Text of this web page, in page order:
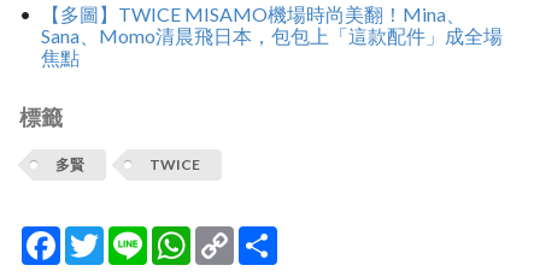
【多圖】TWICE MISAMO機場時尚美翻！Mina、
Sana、Momo清晨飛日本，包包上「這款配件」成全場
焦點
標籤
多賢 TWICE
Facebook
TwitterLine WhatsApp
Copy
Link